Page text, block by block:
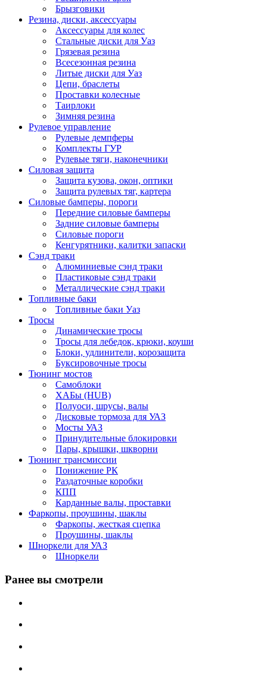
Брызговики
Резина, диски, аксессуары
Аксессуары для колес
Стальные диски для Уаз
Грязевая резина
Всесезонная резина
Литые диски для Уаз
Цепи, браслеты
Проставки колесные
Таирлоки
Зимняя резина
Рулевое управление
Рулевые демпферы
Комплекты ГУР
Рулевые тяги, наконечники
Силовая защита
Защита кузова, окон, оптики
Защита рулевых тяг, картера
Силовые бамперы, пороги
Передние силовые бамперы
Задние силовые бамперы
Силовые пороги
Кенгурятники, калитки запаски
Сэнд траки
Алюминиевые сэнд траки
Пластиковые сэнд траки
Металлические сэнд траки
Топливные баки
Топливные баки Уаз
Тросы
Динамические тросы
Тросы для лебедок, крюки, коуши
Блоки, удлинители, корозащита
Буксировочные тросы
Тюнинг мостов
Самоблоки
ХАБы (HUB)
Полуоси, шрусы, валы
Дисковые тормоза для УАЗ
Мосты УАЗ
Принудительные блокировки
Пары, крышки, шкворни
Тюнинг трансмиссии
Понижение РК
Раздаточные коробки
КПП
Карданные валы, проставки
Фаркопы, проушины, шаклы
Фаркопы, жесткая сцепка
Проушины, шаклы
Шноркели для УАЗ
Шноркели
Ранее вы смотрели